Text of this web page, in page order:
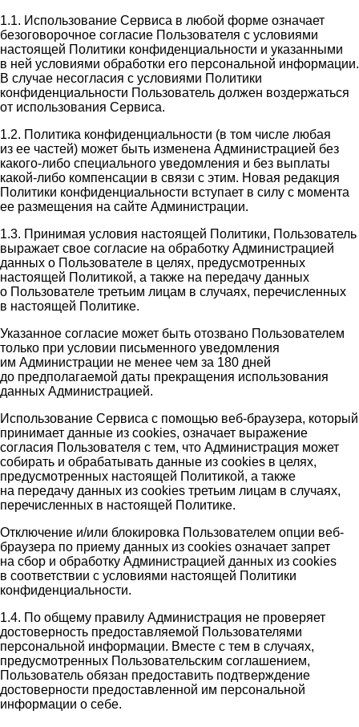
1.1. Использование Сервиса в любой форме означает
безоговорочное согласие Пользователя с условиями
настоящей Политики конфиденциальности и указанными
в ней условиями обработки его персональной информации.
В случае несогласия с условиями Политики
конфиденциальности Пользователь должен воздержаться
от использования Сервиса.
1.2. Политика конфиденциальности (в том числе любая
из ее частей) может быть изменена Администрацией без
какого-либо специального уведомления и без выплаты
какой-либо компенсации в связи с этим. Новая редакция
Политики конфиденциальности вступает в силу с момента
ее размещения на сайте Администрации.
1.3. Принимая условия настоящей Политики, Пользователь
выражает свое согласие на обработку Администрацией
данных о Пользователе в целях, предусмотренных
настоящей Политикой, а также на передачу данных
о Пользователе третьим лицам в случаях, перечисленных
в настоящей Политике.
Указанное согласие может быть отозвано Пользователем
только при условии письменного уведомления
им Администрации не менее чем за 180 дней
до предполагаемой даты прекращения использования
данных Администрацией.
Использование Сервиса с помощью веб-браузера, который
принимает данные из cookies, означает выражение
согласия Пользователя с тем, что Администрация может
собирать и обрабатывать данные из cookies в целях,
предусмотренных настоящей Политикой, а также
на передачу данных из cookies третьим лицам в случаях,
перечисленных в настоящей Политике.
Отключение и/или блокировка Пользователем опции веб-
браузера по приему данных из cookies означает запрет
на сбор и обработку Администрацией данных из cookies
в соответствии с условиями настоящей Политики
конфиденциальности.
1.4. По общему правилу Администрация не проверяет
достоверность предоставляемой Пользователями
персональной информации. Вместе с тем в случаях,
предусмотренных Пользовательским соглашением,
Пользователь обязан предоставить подтверждение
достоверности предоставленной им персональной
информации о себе.